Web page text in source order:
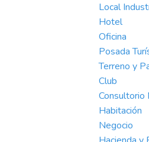
Local
Hotel
Oficina
Posada
Terreno y
Club
Consultorio
Habitación
Negocio